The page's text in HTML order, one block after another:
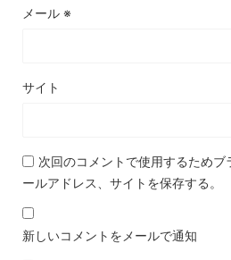
メール ※
サイト
次回のコメントで使用するためブ
ールアドレス、サイトを保存する。
新しいコメントをメールで通知